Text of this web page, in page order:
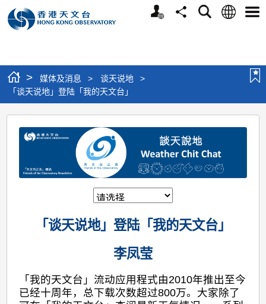
个
分
搜
语
选
> 媒体及消息 > 谈天说地
>
「谈天说地」登陆「我的天文台」
「谈
地」
文
「谈天说地」登陆「我的天文台」
李凤莹
「我的天文台」流动应用程式由2010年推出至今
已经十周年，总下载次数超过800万。大家除了